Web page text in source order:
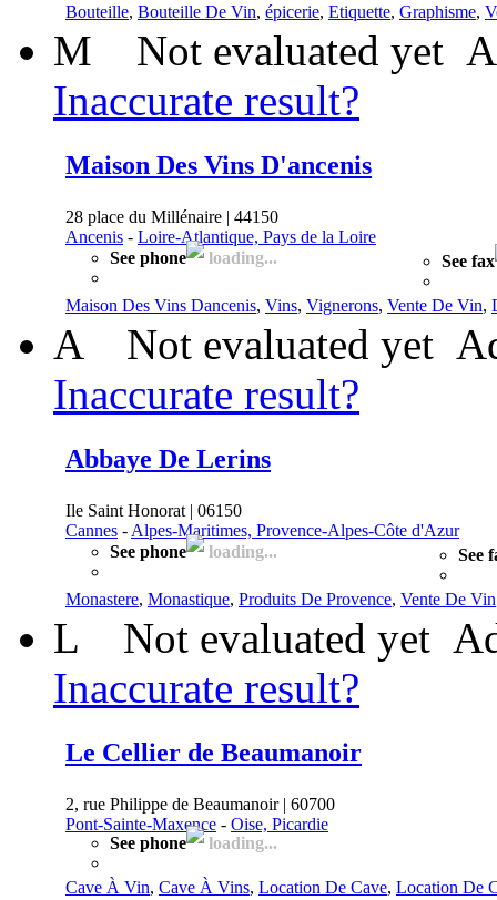
Bouteille, Bouteille De Vin, épicerie, Etiquette, Graphisme,
M Not evaluated yet
Inaccurate result?
Maison Des Vins D'ancenis
28 place du Millénaire | 44150
Ancenis - Loire-Atlantique, Pays de la Loire
See phone
loading... See fax
Maison Des Vins Dancenis, Vins, Vignerons, Vente De Vin,
A Not evaluated yet
Inaccurate result?
Abbaye De Lerins
Ile Saint Honorat | 06150
Cannes - Alpes-Maritimes, Provence-Alpes-Côte d'Azur
See phone
loading... See
Monastere, Monastique, Produits De Provence, Vente De Vin
L Not evaluated yet
Inaccurate result?
Le Cellier de Beaumanoir
2, rue Philippe de Beaumanoir | 60700
Pont-Sainte-Maxence - Oise, Picardie
See phone
loading...
Cave À Vin, Cave À Vins, Location De Cave, Location De